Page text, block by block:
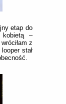
etap do
kobietą –
z
stał